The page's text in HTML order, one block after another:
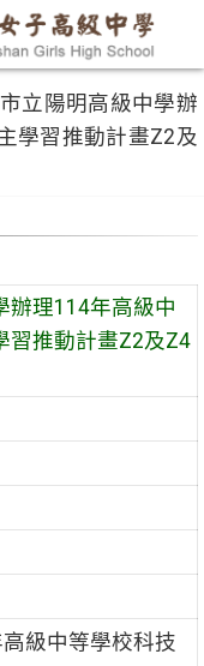
立陽明高級中學辦
學習推動計畫Z2及
辦理114年高級中
習推動計畫Z2及Z4
級中等學校科技